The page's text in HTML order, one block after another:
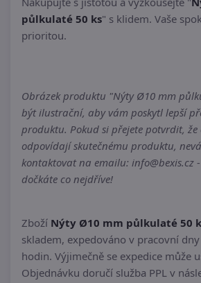
půlkulaté 50 ks" s klidem. Vaše
prioritou.
Obrázek produktu "Nýty Ø10 mm
být ilustrační, aby vám poskytl lepší
produktu. Pokud si přejete potvrdit, že
odpovídají skutečnému produktu,
kontaktovat na emailu: info@bexis.cz
dočkáte co nejdříve!
Zboží Nýty Ø10 mm půlkulaté 50
skladem, expedováno v pracovní dny
hodin. Výjimečně se expedice může
Objednávku doručí služba PPL v